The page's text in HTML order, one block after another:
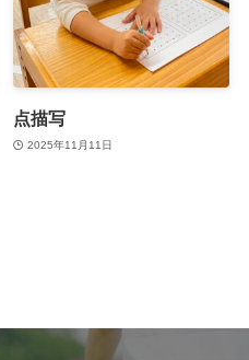
点描写
2025年11月11日